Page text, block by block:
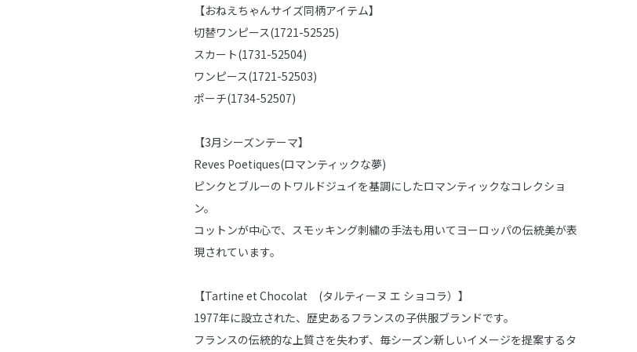
【おねえちゃんサイズ同柄アイテム】
切替ワンピース(1721-52525)
スカート(1731-52504)
ワンピース(1721-52503)
ポーチ(1734-52507)
【3月シーズンテーマ】
Reves Poetiques(ロマンティックな夢)
ピンクとブルーのトワルドジュイを基調にしたロマンティックなコレクショ
ン。
コットンが中心で、スモッキング刺繍の手法も用いてヨーロッパの伝統美が表
現されています。
【Tartine et Chocolat (タルティーヌ エ ショコラ）】
1977年に設立された、歴史あるフランスの子供服ブランドです。
フランスの伝統的な上質さを失わず、毎シーズン新しいイメージを提案するタ